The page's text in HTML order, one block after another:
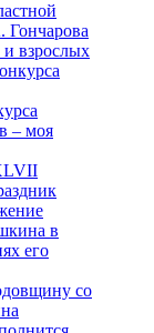
Гончарова
и взрослых
– моя
в
его
со